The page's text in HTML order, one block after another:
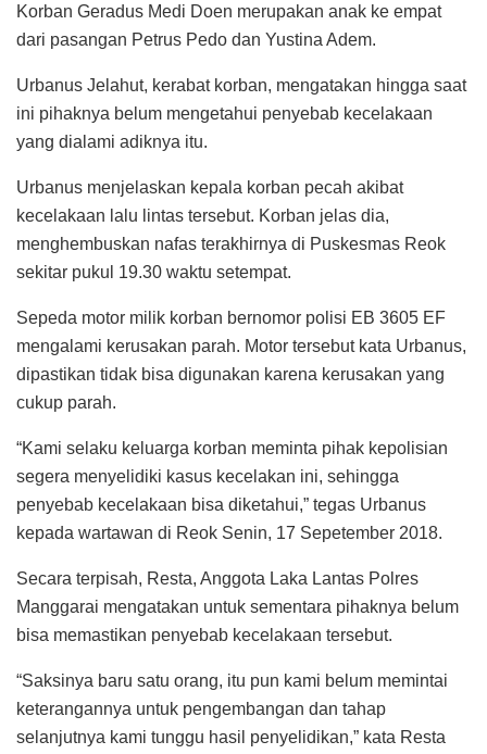
Korban Geradus Medi Doen merupakan anak ke empat
dari pasangan Petrus Pedo dan Yustina Adem.
Urbanus Jelahut, kerabat korban, mengatakan hingga saat
ini pihaknya belum mengetahui penyebab kecelakaan
yang dialami adiknya itu.
Urbanus menjelaskan kepala korban pecah akibat
kecelakaan lalu lintas tersebut. Korban jelas dia,
menghembuskan nafas terakhirnya di Puskesmas Reok
sekitar pukul 19.30 waktu setempat.
Sepeda motor milik korban bernomor polisi EB 3605 EF
mengalami kerusakan parah. Motor tersebut kata Urbanus,
dipastikan tidak bisa digunakan karena kerusakan yang
cukup parah.
“Kami selaku keluarga korban meminta pihak kepolisian
segera menyelidiki kasus kecelakan ini, sehingga
penyebab kecelakaan bisa diketahui,” tegas Urbanus
kepada wartawan di Reok Senin, 17 Sepetember 2018.
Secara terpisah, Resta, Anggota Laka Lantas Polres
Manggarai mengatakan untuk sementara pihaknya belum
bisa memastikan penyebab kecelakaan tersebut.
“Saksinya baru satu orang, itu pun kami belum memintai
keterangannya untuk pengembangan dan tahap
selanjutnya kami tunggu hasil penyelidikan,” kata Resta